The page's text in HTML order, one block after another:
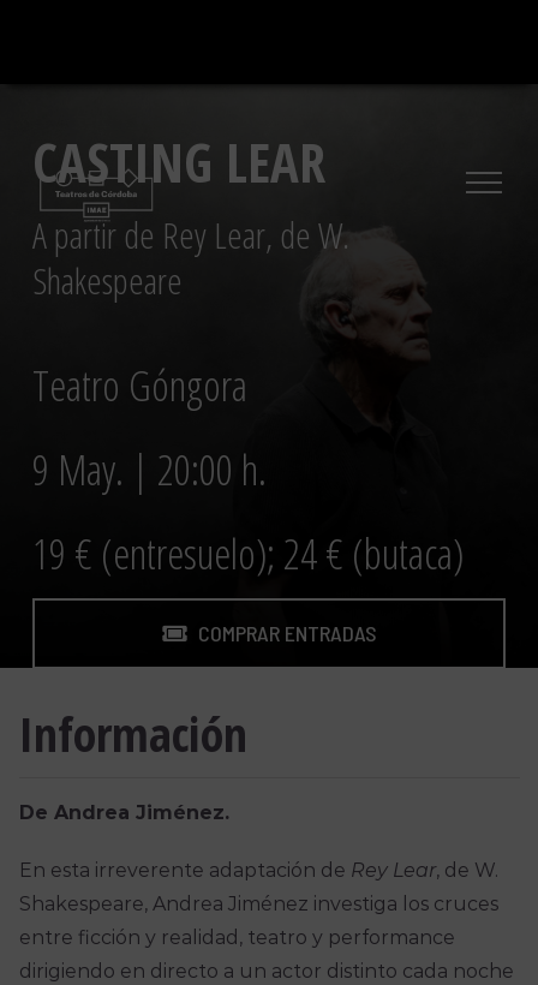
CASTING LEAR
A partir de Rey Lear, de W.
Shakespeare
Teatro Góngora
9 May. | 20:00 h.
19 € (entresuelo); 24 € (butaca)
COMPRAR ENTRADAS
Información
De Andrea Jiménez.
En esta irreverente adaptación de Rey Lear, de W.
Shakespeare, Andrea Jiménez investiga los cruces
entre ficción y realidad, teatro y performance
dirigiendo en directo a un actor distinto cada noche